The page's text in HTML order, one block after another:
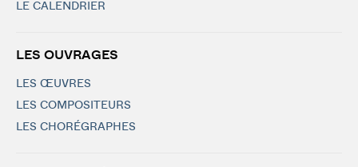
LE CALENDRIER
LES OUVRAGES
LES ŒUVRES
LES COMPOSITEURS
LES CHORÉGRAPHES